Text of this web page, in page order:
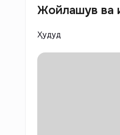
Жойлашув ва
Ҳудуд